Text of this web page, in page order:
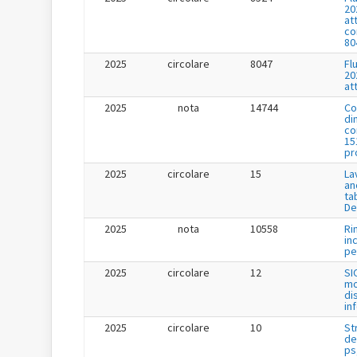
2025
circolare 8047
2025
nota 14744
2025
circolare 15
2025
nota 10558
2025
circolare 12
2025
circolare 10